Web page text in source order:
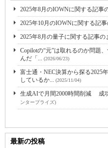
2025年8月のIOWNに関する記事
2025年10月のIOWNに関する記
2025年8月の量子に関する記事の
Copilotの“元”は取れるのか問題
んだ「... (2026/06/23)
富士通・NEC決算から探る
しているか... (2025/11/04)
生成AIで月間2000時間削減 成
ンタープライズ)
最新の投稿